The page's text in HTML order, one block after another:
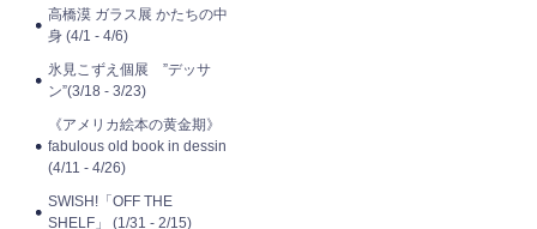
高橋漠 ガラス展 かたちの中
身 (4/1 - 4/6)
氷見こずえ個展 ”デッサ
ン”(3/18 - 3/23)
《アメリカ絵本の黄金期》
fabulous old book in dessin
(4/11 - 4/26)
SWISH!「OFF THE
SHELF」 (1/31 - 2/15)